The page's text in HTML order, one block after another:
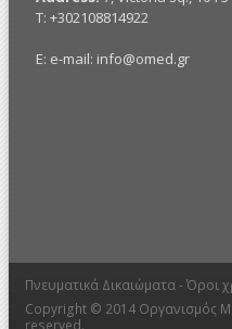
Τ: +302108814922
E: e-mail: info@omed.gr
Πνευματικά Δικαιώματα - Όροι
Copyright © 2014 Οργανισμός
reserved.